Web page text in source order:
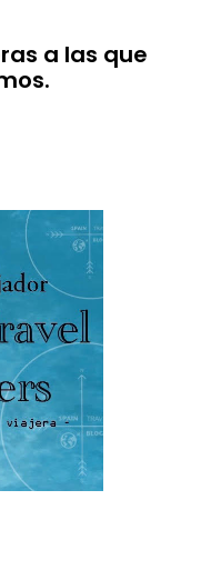
a las que